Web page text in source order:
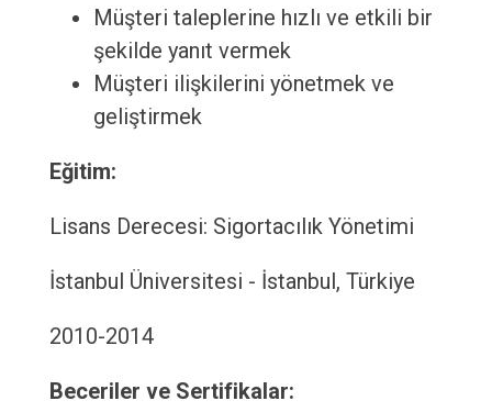
Müşteri taleplerine hızlı ve etkili bir
şekilde yanıt vermek
Müşteri ilişkilerini yönetmek ve
geliştirmek
Eğitim:
Lisans Derecesi: Sigortacılık Yönetimi
İstanbul Üniversitesi - İstanbul, Türkiye
2010-2014
Beceriler ve Sertifikalar: